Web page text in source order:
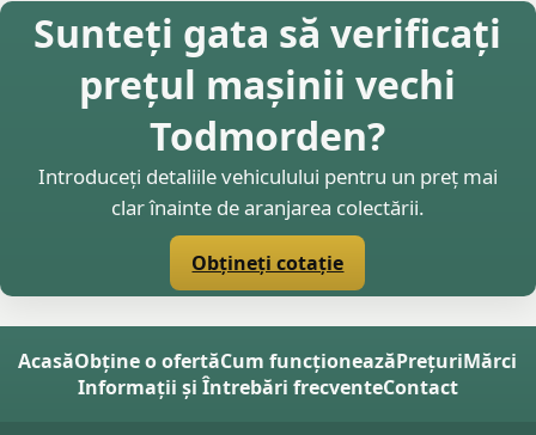
Sunteți gata să verificați
prețul mașinii vechi
Todmorden?
Introduceți detaliile vehiculului pentru un preț mai
clar înainte de aranjarea colectării.
Obțineți cotație
AcasăObține o ofertăCum funcționeazăPrețuriMărci
Informații și Întrebări frecventeContact